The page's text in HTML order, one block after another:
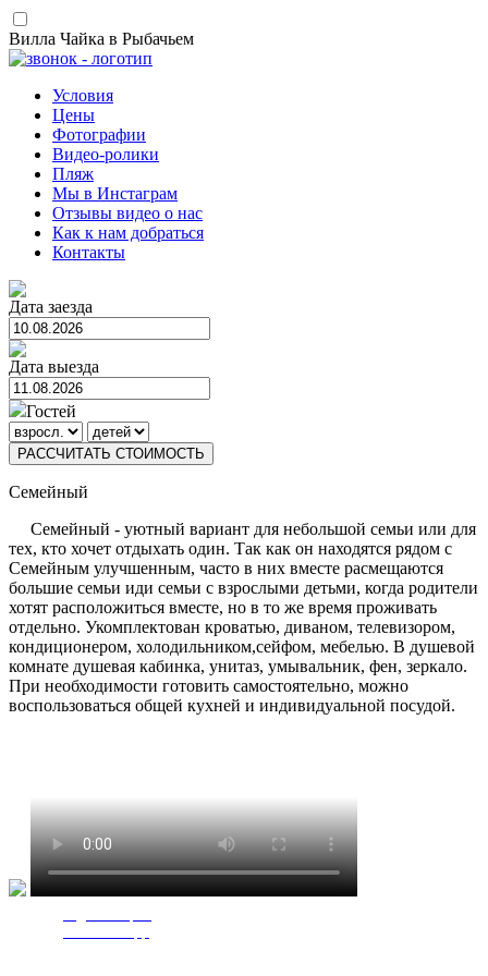
Вилла Чайка в Рыбачьем
Условия
Цены
Фотографии
Видео-ролики
Пляж
Мы в Инстаграм
Отзывы видео о нас
Как к нам добраться
Контакты
Дата заезда
Дата выезда
Гостей
РАССЧИТАТЬ СТОИМОСТЬ
Семейный
Семейный - уютный вариант для небольшой семьи или для
тех, кто хочет отдыхать один. Так как он находятся рядом с
Семейным улучшенным, часто в них вместе расмещаются
большие семьи иди семьи с взрослыми детьми, когда родители
хотят расположиться вместе, но в то же время проживать
отдельно. Укомплектован кроватью, диваном, телевизором,
кондиционером, холодильником,сейфом, мебелью. В душевой
комнате душевая кабинка, унитаз, умывальник, фен, зеркало.
При необходимости готовить самостоятельно, можно
воспользоваться общей кухней и индивидуальной посудой.